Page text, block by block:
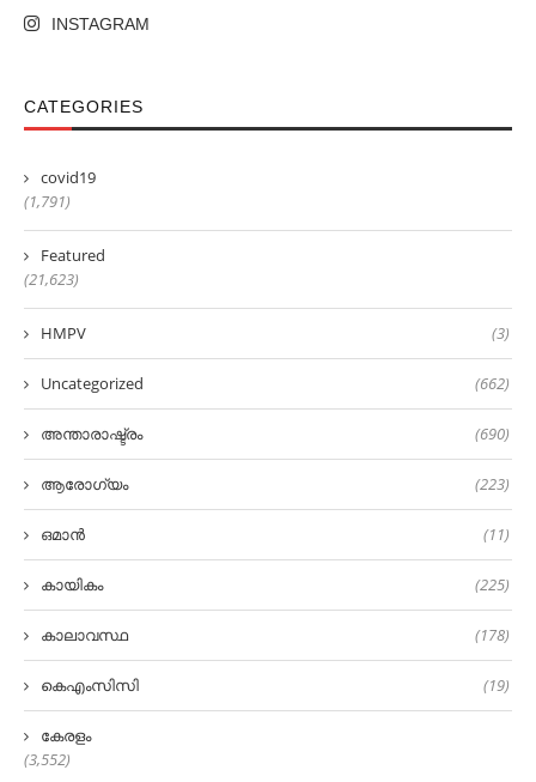
INSTAGRAM
CATEGORIES
covid19
(1,791)
Featured
(21,623)
HMPV (3)
Uncategorized (662)
അന്താരാഷ്ട്രം (690)
ആരോഗ്യം (223)
ഒമാൻ (11)
കായികം (225)
കാലാവസ്ഥ (178)
കെഎംസിസി (19)
കേരളം
(3,552)